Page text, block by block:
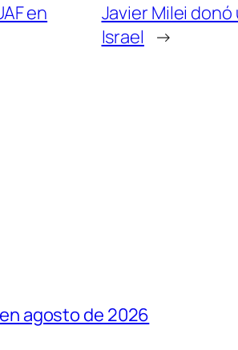
en
Javier Milei donó
Israel →
agosto de 2026